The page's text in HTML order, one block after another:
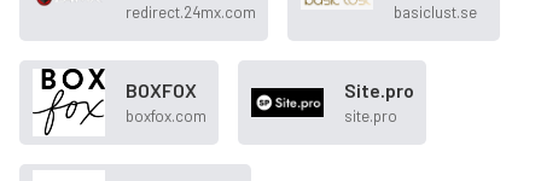
redirect.24mx.com basiclust.se
BOXFOX
boxfox.com
Site.pro
site.pro